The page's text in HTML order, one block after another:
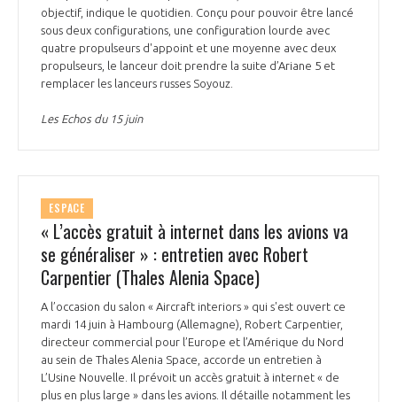
objectif, indique le quotidien. Conçu pour pouvoir être lancé
sous deux configurations, une configuration lourde avec
quatre propulseurs d'appoint et une moyenne avec deux
propulseurs, le lanceur doit prendre la suite d’Ariane 5 et
remplacer les lanceurs russes Soyouz.
Les Echos du 15 juin
ESPACE
« L’accès gratuit à internet dans les avions va
se généraliser » : entretien avec Robert
Carpentier (Thales Alenia Space)
A l’occasion du salon « Aircraft interiors » qui s'est ouvert ce
mardi 14 juin à Hambourg (Allemagne), Robert Carpentier,
directeur commercial pour l’Europe et l’Amérique du Nord
au sein de Thales Alenia Space, accorde un entretien à
L’Usine Nouvelle. Il prévoit un accès gratuit à internet « de
plus en plus large » dans les avions. Il détaille notamment les